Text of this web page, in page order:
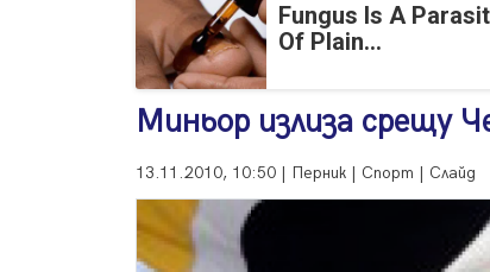
Fungus Is A
Of Plain...
Миньор излиза срещу
13.11.2010, 10:50 | Перник | Спорт | Слайд